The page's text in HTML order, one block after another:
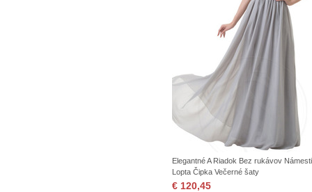
Elegantné A Riadok Bez rukávov
Lopta Čipka Večerné šaty
€ 120,45